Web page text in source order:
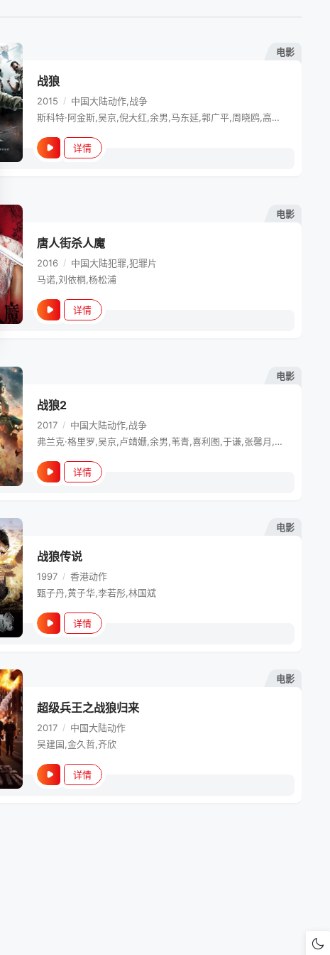
电影
战狼
2015 / 中国大陆动作,战争
斯科特·阿金斯,吴京,倪大红,余男,马东延,郭广平,周晓鸥,高战,邓紫衣,石兆琪,王森,张永达,庄小龙,刘腾远,茹萍,凯文·李,凯尔·夏皮罗,房子斌,洪卫,索纳·伊姆贝,塞缪尔·西维尔奇,郑好,闪媛媛
详情
电影
唐人街杀人魔
2016 / 中国大陆犯罪,犯罪片
马诺,刘依桐,杨松浦
详情
电影
战狼2
2017 / 中国大陆动作,战争
弗兰克·格里罗,吴京,卢靖姗,余男,苇青,喜利图,于谦,张馨月,淳于珊珊,高明,石兆琪,丹尼尔·哈格里夫,丁海峰,李镇男,张翰,宋歌,吴刚,海蒂·莫尼梅克,奥列格·普鲁迪乌斯,艾伦·托尼,赛尔·哈里斯,王森,程愫,张永达,郭秋成,杜建桥,周冠廷,安·詹姆斯,黛安娜·希拉,孙率航,关海龙,安妮塔·斯图尔特,特雷弗·琼斯,奥斯汀·普里斯特,克莱·方特诺特,保罗·艾力卡,庄小龙,陈云志,肯尼迪,希尔维斯塔·斯图尔特
详情
电影
战狼传说
1997 / 香港动作
甄子丹,黄子华,李若彤,林国斌
详情
电影
超级兵王之战狼归来
2017 / 中国大陆动作
吴建国,金久哲,齐欣
详情